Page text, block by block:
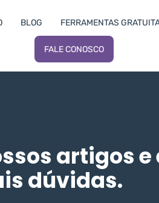
BLOG FERRAMENTAS
FALE CONOSCO
artigos
dúvidas.